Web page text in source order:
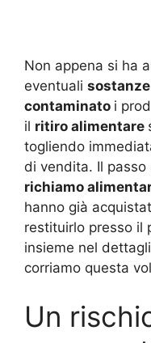
Non appena si ha
eventuali
contaminato i
il ritiro alimentare
togliendo
di vendita. Il
richiamo
hanno già
restituirlo presso il
insieme nel
corriamo questa
Un